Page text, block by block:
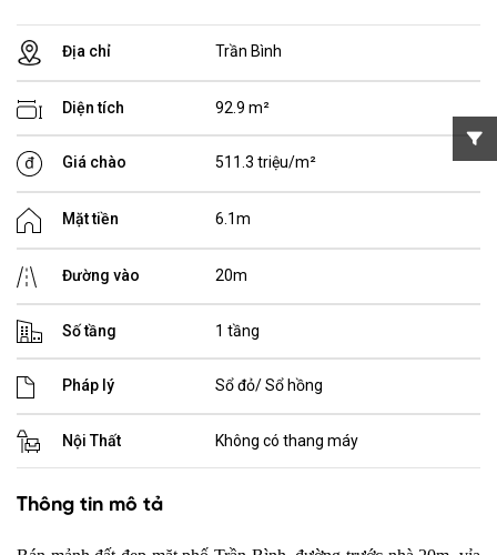
Địa chỉ Trần Bình
Diện tích 92.9 m²
Giá chào 511.3 triệu/m²
Mặt tiền 6.1m
Đường vào 20m
Số tầng 1 tầng
Pháp lý Sổ đỏ/ Sổ hồng
Nội Thất Không có thang máy
Thông tin mô tả